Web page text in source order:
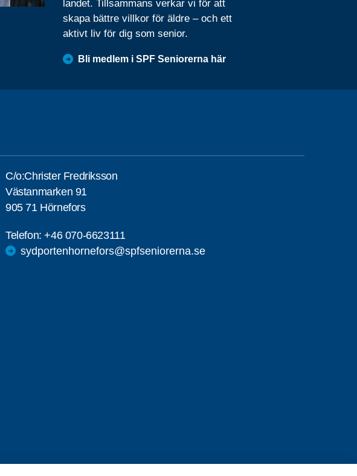
landet. Tillsammans verkar vi för att
skapa bättre villkor för äldre – och ett
aktivt liv för dig som senior.
Bli medlem i SPF Seniorerna här
C/o:Christer Fredriksson
Västanmarken 91
905 71 Hörnefors
Telefon:+46 070-6623111
sydportenhornefors@spfseniorerna.se